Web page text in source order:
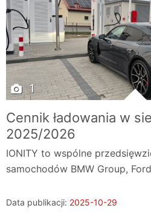
1
Cennik ładowania w
2025/2026
IONITY to wspólne
samochodów BMW Group,
Data publikacji: 2025-10-29